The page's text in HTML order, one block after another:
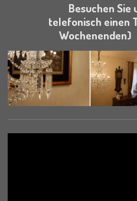
Besuchen Sie
telefonisch
Wochenenden)